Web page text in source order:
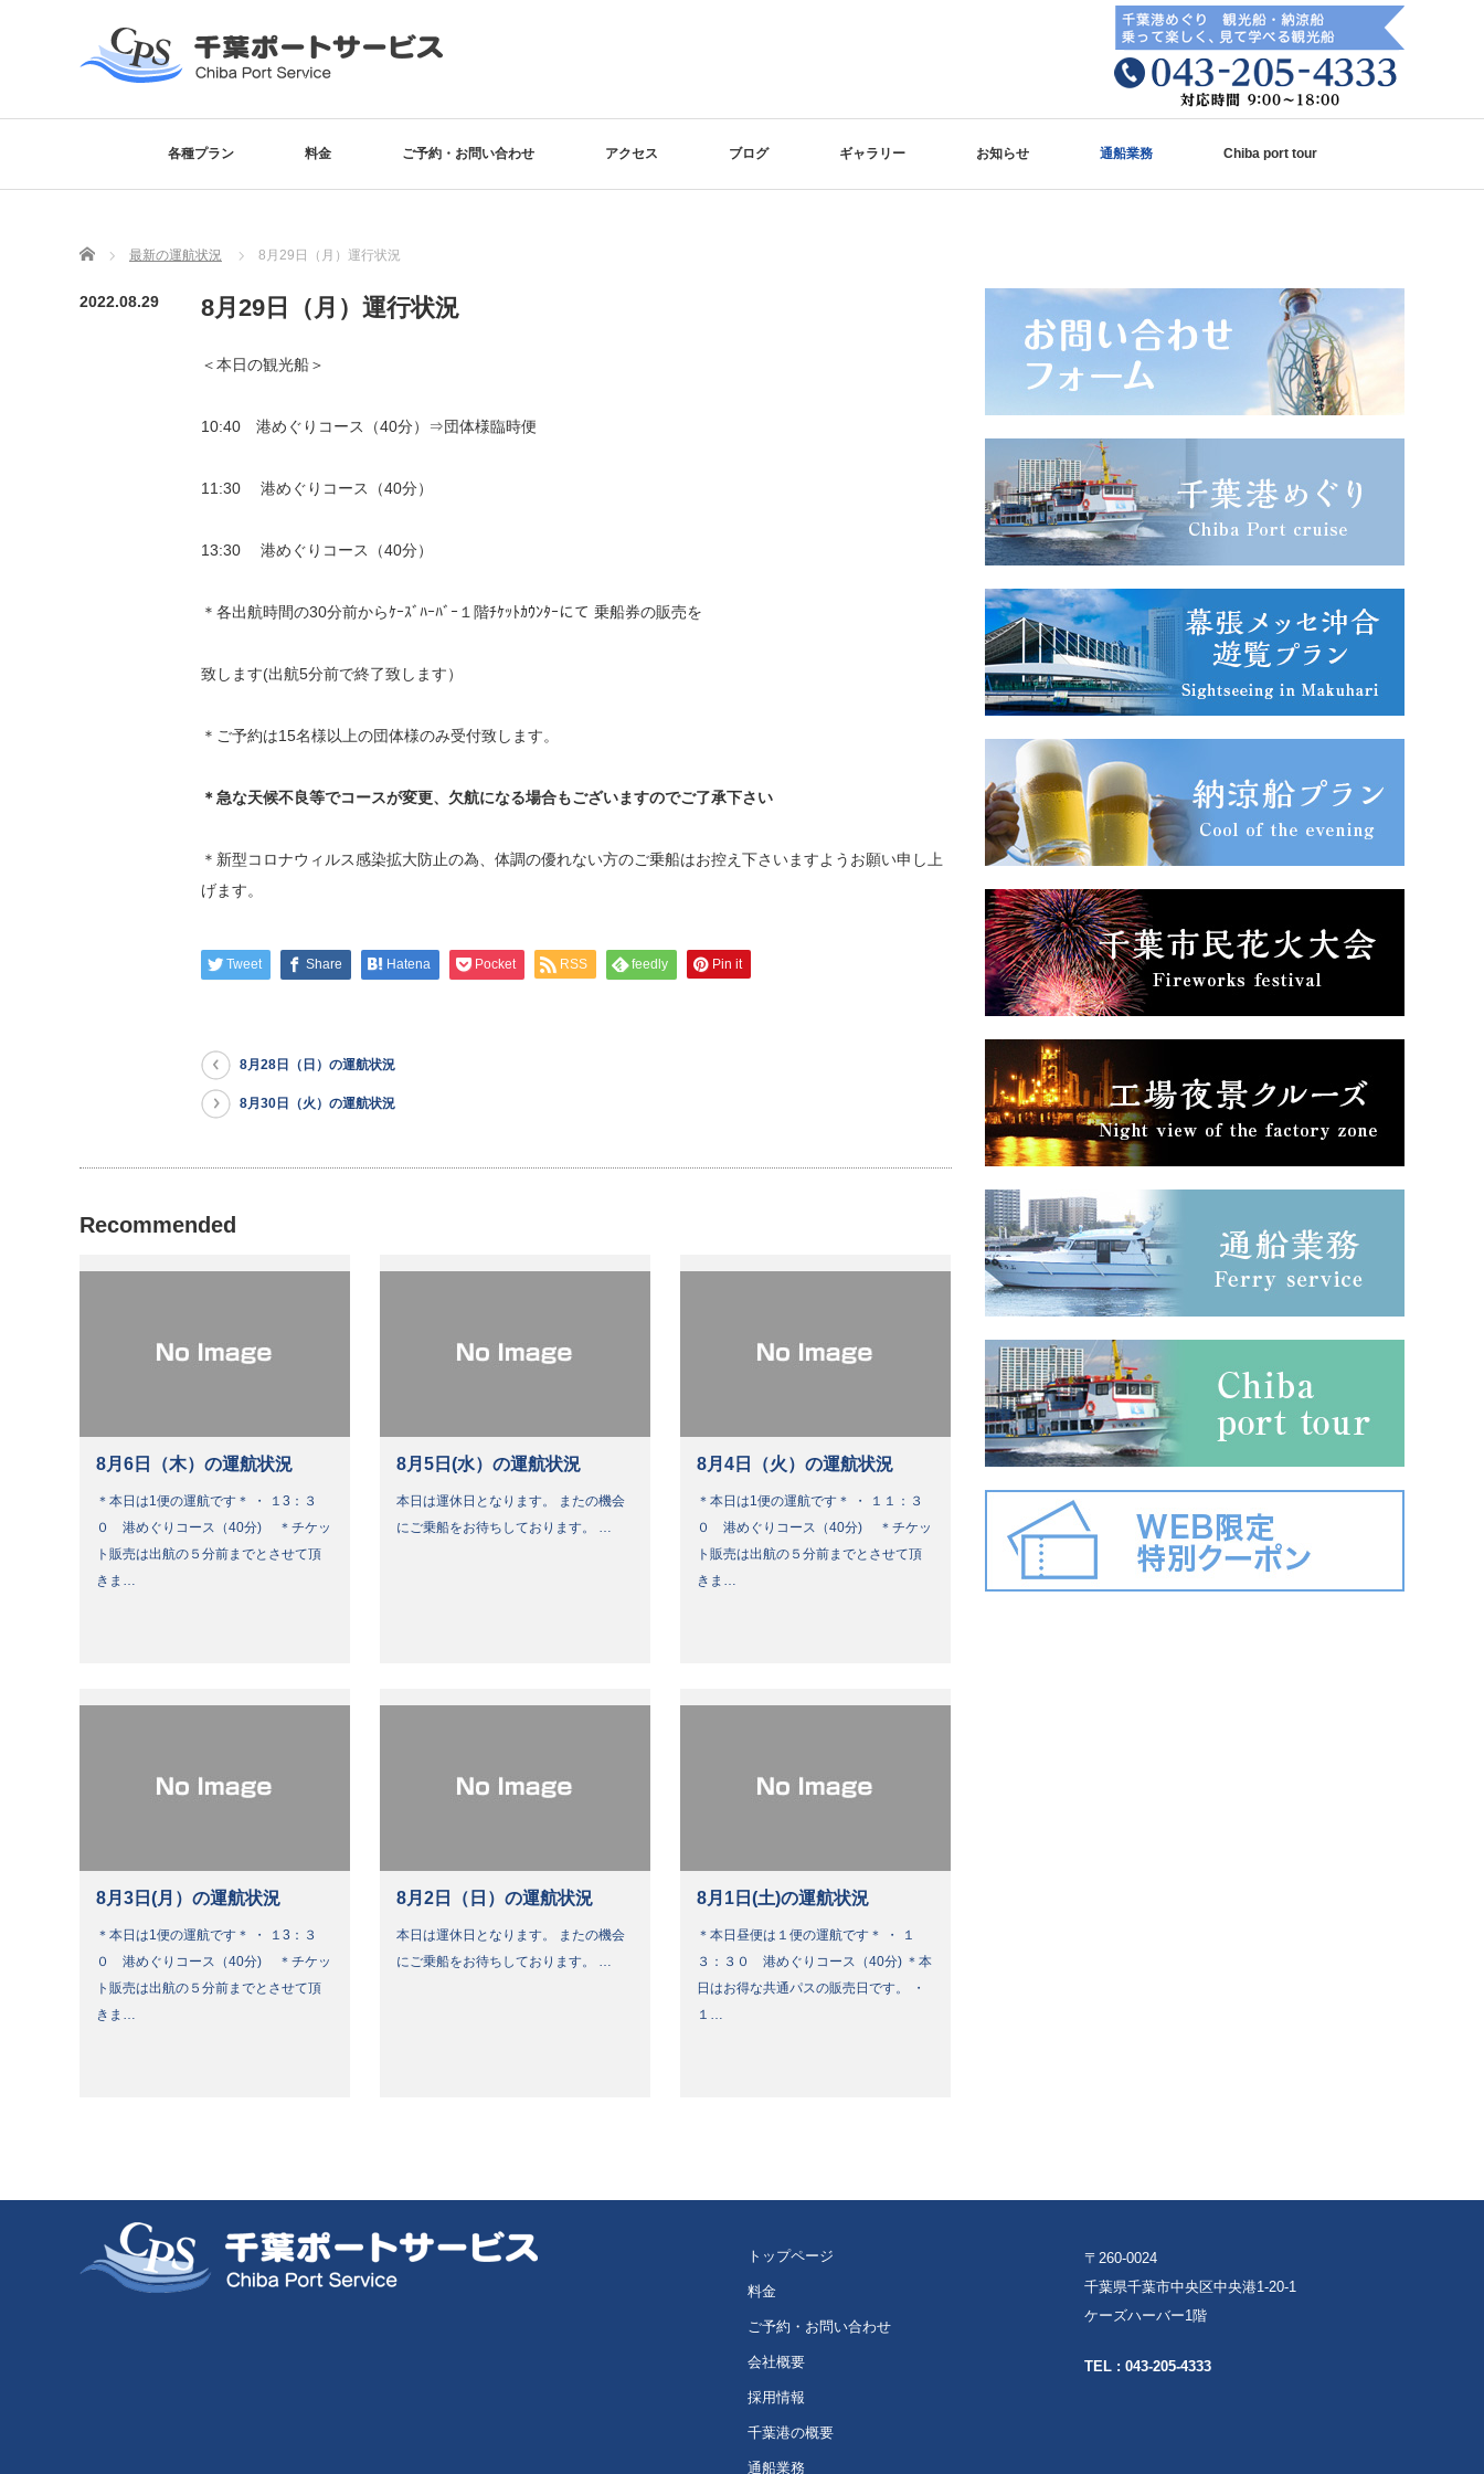
各種プラン 料金 ご予約・お問い合わせ アクセス ブログ ギャラリー お知らせ 通船業務 Chiba port tour
Home 最新の運航状況 8月29日（月）運行状況
2022.08.29 8月29日（月）運行状況
＜本日の観光船＞
10:40 港めぐりコース（40分）⇒団体様臨時便
11:30 港めぐりコース（40分）
13:30 港めぐりコース（40分）
＊各出航時間の30分前からｹｰｽﾞﾊｰﾊﾞｰ１階ﾁｹｯﾄｶｳﾝﾀｰにて 乗船券の販売を
致します(出航5分前で終了致します）
＊ご予約は15名様以上の団体様のみ受付致します。
＊急な天候不良等でコースが変更、欠航になる場合もございますのでご了承下さい
＊新型コロナウィルス感染拡大防止の為、体調の優れない方のご乗船はお控え下さいますようお願い申し上
げます。
Tweet Share Hatena Pocket RSS feedly Pin it
8月28日（日）の運航状況
8月30日（火）の運航状況
Recommended
8月6日（木）の運航状況
＊本日は1便の運航です＊ ・ １3：３
０ 港めぐりコース（40分) ＊チケッ
ト販売は出航の５分前までとさせて頂
きま…
8月5日(水）の運航状況
本日は運休日となります。 またの機会
にご乗船をお待ちしております。 …
8月4日（火）の運航状況
＊本日は1便の運航です＊ ・ １１：３
０ 港めぐりコース（40分) ＊チケッ
ト販売は出航の５分前までとさせて頂
きま…
8月3日(月）の運航状況
＊本日は1便の運航です＊ ・ １3：３
０ 港めぐりコース（40分) ＊チケッ
ト販売は出航の５分前までとさせて頂
きま…
8月2日（日）の運航状況
本日は運休日となります。 またの機会
にご乗船をお待ちしております。 …
8月1日(土)の運航状況
＊本日昼便は１便の運航です＊ ・ １
３：３０ 港めぐりコース（40分) ＊本
日はお得な共通パスの販売日です。 ・
１…
トップページ
料金
ご予約・お問い合わせ
会社概要
採用情報
千葉港の概要
通船業務
〒260-0024
千葉県千葉市中央区中央港1-20-1
ケーズハーバー1階
TEL : 043-205-4333